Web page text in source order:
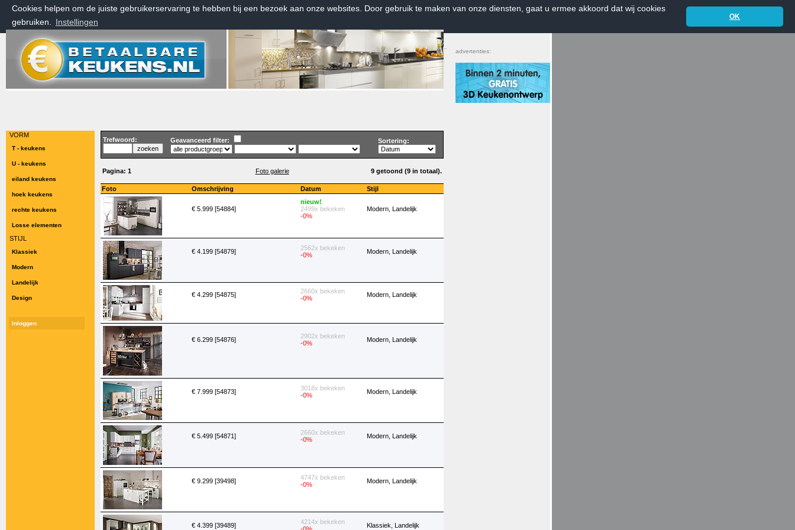
Cookies helpen om de juiste gebruikerservaring te hebben bij een bezoek aan onze websites. Door gebruik te maken van onze diensten, gaat u ermee akkoord dat wij cookies
gebruiken.
Instellingen
OK
vrijdag 7 augustus 2026, 09:17 uur
Welkom bij Betaalbarekeukens.nl
Favorieten
advertenties:
VORM
T - keukens
U - keukens
eiland keukens
hoek keukens
rechte keukens
Losse elementen
STIJL
Klassiek
Modern
Landelijk
Design
Inloggen
Trefwoord: Geavanceerd filter: Sortering:
Pagina: 1 Foto galerie 9 getoond (9 in totaal).
Foto Omschrijving Datum Stijl
€ 5.999 [54884]
nieuw!
2499x bekeken
-0%
Modern, Landelijk
€ 4.199 [54879]
2562x bekeken
-0%
Modern, Landelijk
€ 4.299 [54875]
2660x bekeken
-0%
Modern, Landelijk
€ 6.299 [54876]
2902x bekeken
-0%
Modern, Landelijk
€ 7.999 [54873]
3018x bekeken
-0%
Modern, Landelijk
€ 5.499 [54871]
2660x bekeken
-0%
Modern, Landelijk
€ 9.299 [39498]
4747x bekeken
-0%
Modern, Landelijk
€ 4.399 [39489]
4214x bekeken
-0%
Klassiek, Landelijk